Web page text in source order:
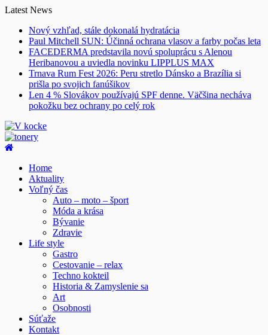
Skip
content
Latest News
Nový vzhľad, stále dokonalá hydratácia
Paul Mitchell SUN: Účinná ochrana vlasov a farby počas leta
FACEDERMA predstavila novú spoluprácu s Alenou
Heribanovou a uviedla novinku LIPPLUS MAX
Trnava Rum Fest 2026: Peru stretlo Dánsko a Brazília si
prišla po svojich fanúšikov
Len 4 % Slovákov používajú SPF denne. Väčšina necháva
pokožku bez ochrany po celý rok
Home
Aktuality
Voľný čas
Auto – moto – šport
Móda a krása
Bývanie
Zdravie
Life style
Gastro
Cestovanie – relax
Techno kokteil
Historia & Zamyslenie sa
Art
Osobnosti
Súťaže
Kontakt